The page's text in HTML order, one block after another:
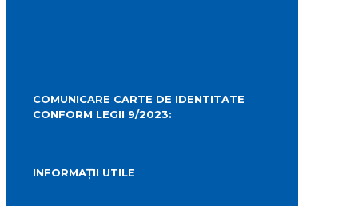
COMUNICARE CARTE DE IDENTITATE
CONFORM LEGII 9/2023:
INFORMAȚII UTILE